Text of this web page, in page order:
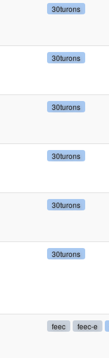
30turons
30turons
30turons
30turons
30turons
30turons
feec feec-e